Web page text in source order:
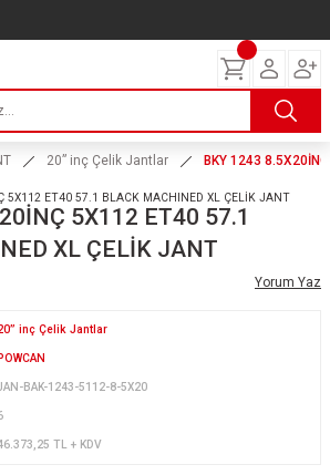
20” inç Çelik Jantlar BKY 1243
5X112 ET40 57.1
XL ÇELİK JANT
Yorum Yaz
inç Çelik Jantlar
POWCAN
BAK-1243-5112-8-5X20
TL + KDV